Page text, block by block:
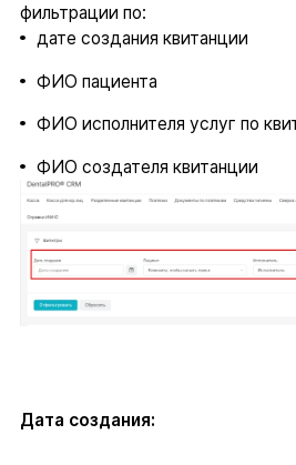
фильтрации по:
дате создания квитанции
ФИО пациента
ФИО исполнителя услуг по
ФИО создателя квитанции
Дата создания: